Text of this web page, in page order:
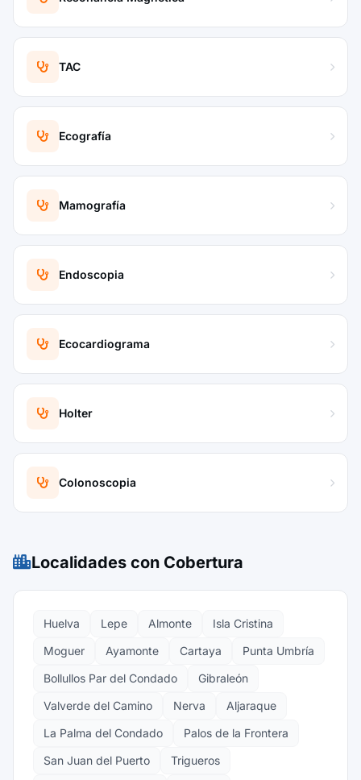
TAC
Ecografía
Mamografía
Endoscopia
Ecocardiograma
Holter
Colonoscopia
Localidades con Cobertura
Huelva Lepe Almonte
Isla Cristina
Moguer
Ayamonte Cartaya
Punta Umbría
Bollullos Par del Condado
Gibraleón
Valverde del Camino
Nerva
Aljaraque
La Palma del Condado
Palos de la Frontera
San Juan del Puerto
Trigueros